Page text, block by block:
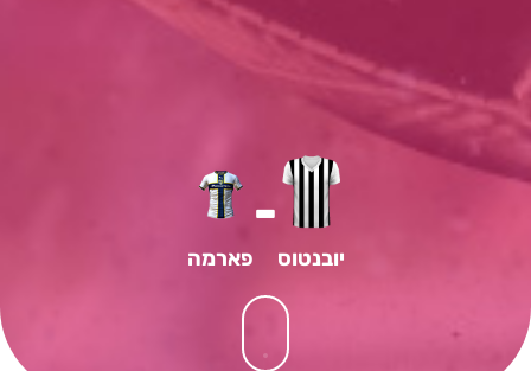
יובנטוס
-
פארמה